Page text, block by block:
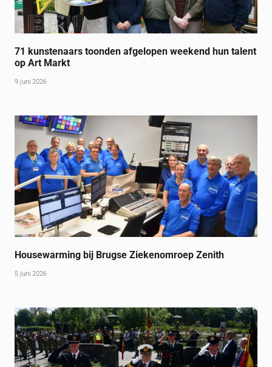
71 kunstenaars toonden afgelopen weekend hun talent
op Art Markt
9 juni 2026
Housewarming bij Brugse Ziekenomroep Zenith
5 juni 2026